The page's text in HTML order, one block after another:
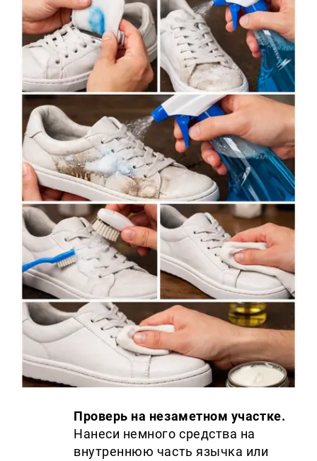
Проверь на незаметном участке.
Нанеси немного средства на
внутреннюю часть язычка или